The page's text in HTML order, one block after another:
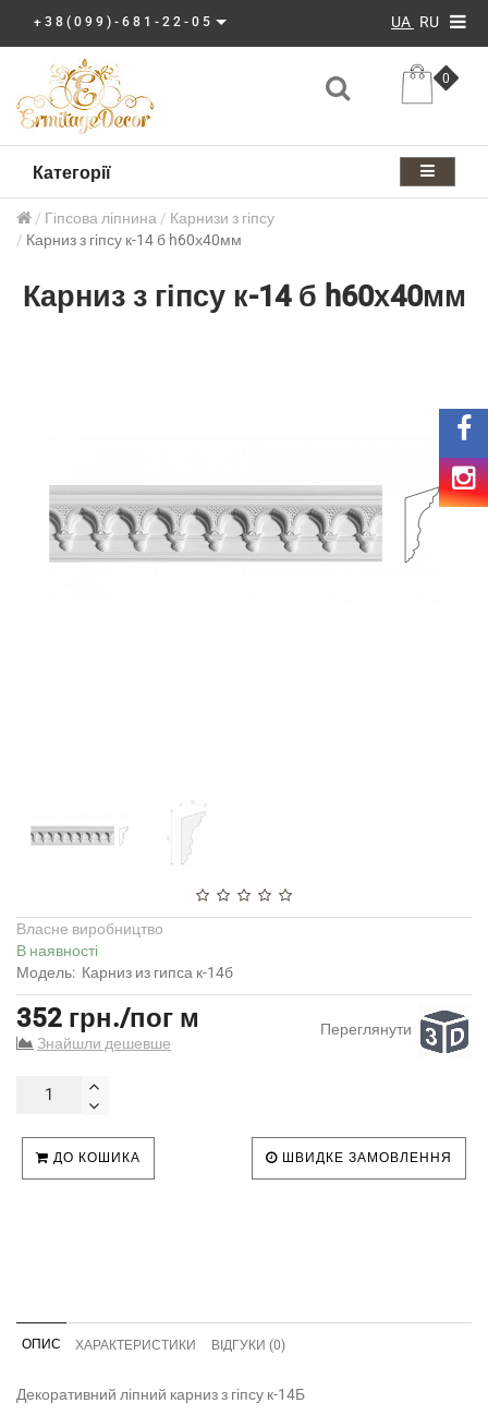
+38(099)-681-22-05 UA RU
0
Категорії
Гіпсова ліпнина
Карнизи з гіпсу
Карниз з гіпсу к-14 б h60х40мм
Карниз з гіпсу к-14 б h60х40мм
Власне виробництво
В наявності
Модель: Карниз из гипса к-14б
352 грн./пог м
Знайшли дешевше
Переглянути
ДО КОШИКА ШВИДКЕ ЗАМОВЛЕННЯ
ОПИС ХАРАКТЕРИСТИКИ ВІДГУКИ (0)
Декоративний ліпний карниз з гіпсу к-14Б